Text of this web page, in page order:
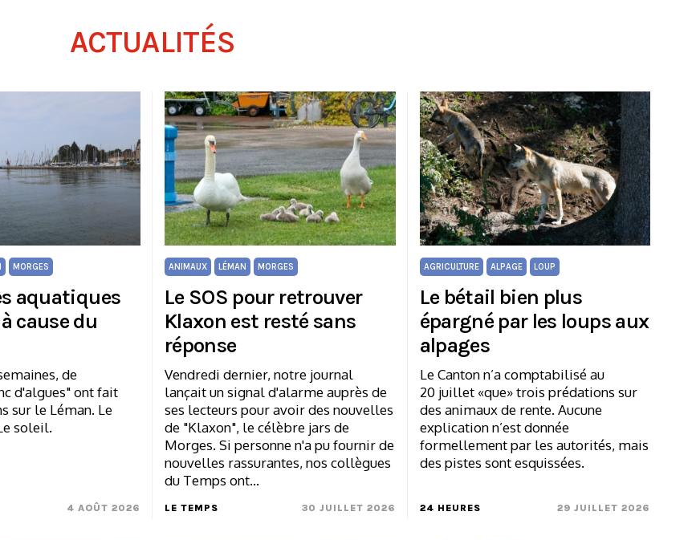
ACTUALITÉS
MORGES
aquatiques
cause du
de
d'algues" ont fait
sur le Léman. Le
soleil.
4 AOÛT 2026
ANIMAUX LÉMAN MORGES
Le SOS pour retrouver
Klaxon est resté sans
réponse
Vendredi dernier, notre journal
lançait un signal d'alarme auprès de
ses lecteurs pour avoir des nouvelles
de "Klaxon", le célèbre jars de
Morges. Si personne n'a pu fournir de
nouvelles rassurantes, nos collègues
du Temps ont…
LE TEMPS 30 JUILLET 2026
AGRICULTURE ALPAGE LOUP
Le bétail bien plus
épargné par les loups aux
alpages
Le Canton n’a comptabilisé au
20 juillet «que» trois prédations sur
des animaux de rente. Aucune
explication n’est donnée
formellement par les autorités, mais
des pistes sont esquissées.
24 HEURES 29 JUILLET 2026